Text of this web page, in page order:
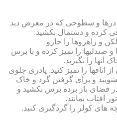
درها و سطوحی که در معرض دید
کرده و دستمال بکشید.
و راهروها را جارو
صندلی‏ها را تمیز کرده و با برس
را بگیرید.
را تمیز کنید. پادری جلوی
و برای گرفتن گرد و خاک
در فضای باز برده برس بکشید و
آفتاب بمانند.
های کولر را گردگیری کنید.